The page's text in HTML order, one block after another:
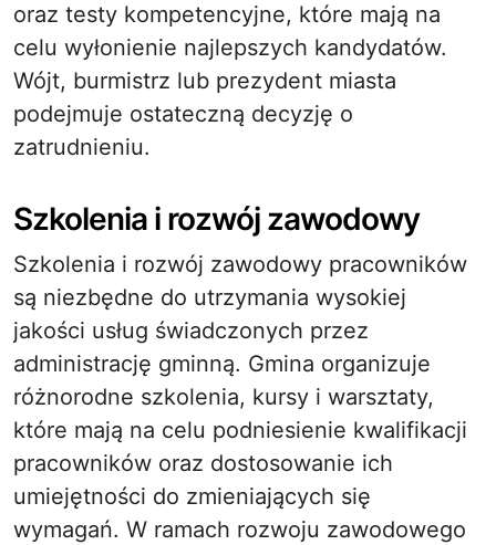
oraz testy kompetencyjne, które mają na
celu wyłonienie najlepszych kandydatów.
Wójt, burmistrz lub prezydent miasta
podejmuje ostateczną decyzję o
zatrudnieniu.
Szkolenia i rozwój zawodowy
Szkolenia i rozwój zawodowy pracowników
są niezbędne do utrzymania wysokiej
jakości usług świadczonych przez
administrację gminną. Gmina organizuje
różnorodne szkolenia, kursy i warsztaty,
które mają na celu podniesienie kwalifikacji
pracowników oraz dostosowanie ich
umiejętności do zmieniających się
wymagań. W ramach rozwoju zawodowego